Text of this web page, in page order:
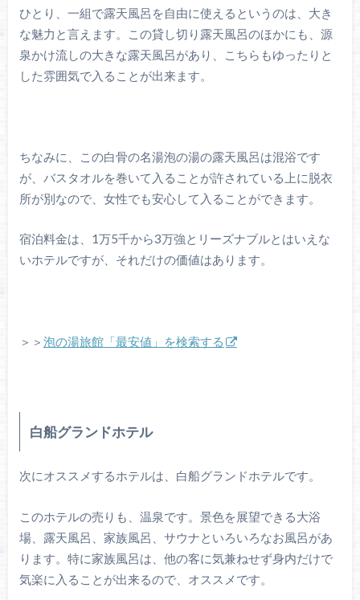
ひとり、一組で露天風呂を自由に使えるというのは、大き
な魅力と言えます。この貸し切り露天風呂のほかにも、源
泉かけ流しの大きな露天風呂があり、こちらもゆったりと
した雰囲気で入ることが出来ます。
ちなみに、この白骨の名湯泡の湯の露天風呂は混浴です
が、バスタオルを巻いて入ることが許されている上に脱衣
所が別なので、女性でも安心して入ることができます。
宿泊料金は、1万5千から3万強とリーズナブルとはいえな
いホテルですが、それだけの価値はあります。
＞＞ 泡の湯旅館「最安値」を検索する
白船グランドホテル
次にオススメするホテルは、白船グランドホテルです。
このホテルの売りも、温泉です。景色を展望できる大浴
場、露天風呂、家族風呂、サウナといろいろなお風呂があ
ります。特に家族風呂は、他の客に気兼ねせず身内だけで
気楽に入ることが出来るので、オススメです。